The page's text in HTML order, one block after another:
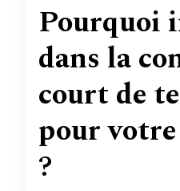
Pourquoi
dans la
court de
pour
?